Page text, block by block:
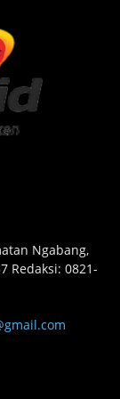
Ngabang,
Redaksi: 0821-